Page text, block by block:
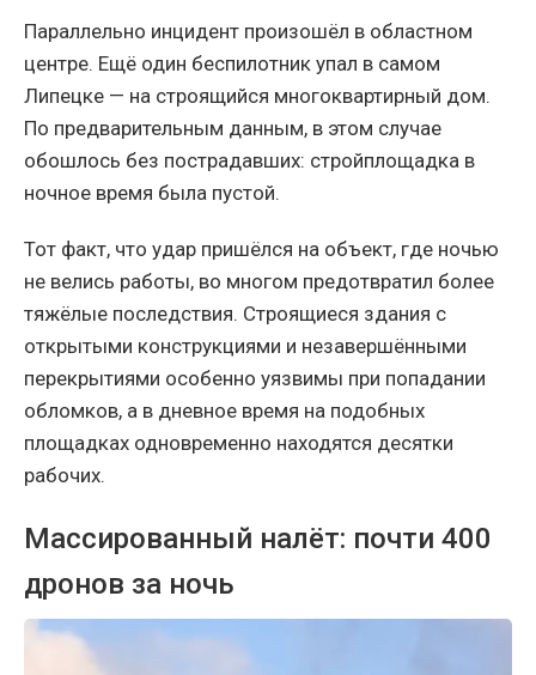
Параллельно инцидент произошёл в областном
центре. Ещё один беспилотник упал в самом
Липецке — на строящийся многоквартирный дом.
По предварительным данным, в этом случае
обошлось без пострадавших: стройплощадка в
ночное время была пустой.
Тот факт, что удар пришёлся на объект, где ночью
не велись работы, во многом предотвратил более
тяжёлые последствия. Строящиеся здания с
открытыми конструкциями и незавершёнными
перекрытиями особенно уязвимы при попадании
обломков, а в дневное время на подобных
площадках одновременно находятся десятки
рабочих.
Массированный налёт: почти 400
дронов за ночь